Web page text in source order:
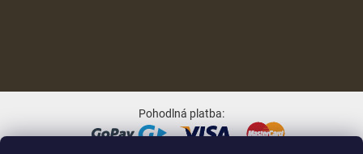
Pohodlná platba: